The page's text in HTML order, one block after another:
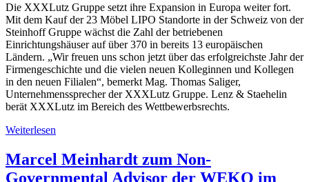
Die XXXLutz Gruppe setzt ihre Expansion in Europa weiter fort.
Mit dem Kauf der 23 Möbel LIPO Standorte in der Schweiz von der
Steinhoff Gruppe wächst die Zahl der betriebenen
Einrichtungshäuser auf über 370 in bereits 13 europäischen
Ländern. „Wir freuen uns schon jetzt über das erfolgreichste Jahr der
Firmengeschichte und die vielen neuen Kolleginnen und Kollegen
in den neuen Filialen“, bemerkt Mag. Thomas Saliger,
Unternehmenssprecher der XXXLutz Gruppe. Lenz & Staehelin
berät XXXLutz im Bereich des Wettbewerbsrechts.
Weiterlesen
Marcel Meinhardt zum Non-
Governmental Advisor der WEKO im